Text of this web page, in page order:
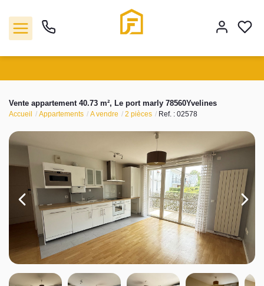
Vente
Location
Biens vendus
Gestion
Estimation
Agence
Vente appartement 40.73 m², Le port marly 78560Yvelines
Accueil Appartements A vendre 2 pièces Ref. : 02578